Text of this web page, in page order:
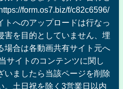
form.os7.biz/f/c82c6596/
トへのアップロードは行なっ
害を目的としていません、埋
場合は各動画共有サイト元へ
サイトのコンテンツに関し
いましたら当該ページを削除
。土日祝を除く3営業日以内